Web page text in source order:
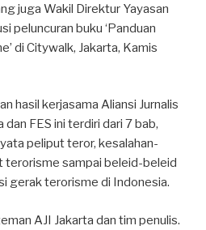
juga Wakil Direktur Yayasan
peluncuran buku ‘Panduan
di Citywalk, Jakarta, Kamis
hasil kerjasama Aliansi Jurnalis
FES ini terdiri dari 7 bab,
peliput teror, kesalahan-
terorisme sampai beleid-beleid
gerak terorisme di Indonesia.
AJI Jakarta dan tim penulis.